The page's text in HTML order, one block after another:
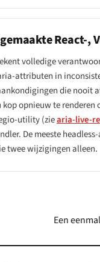
React-,
volledige
attributen in
die nooit
opnieuw te renderen
utility (ziearia-live-
De meeste
twee wijzigingen alleen.
Een